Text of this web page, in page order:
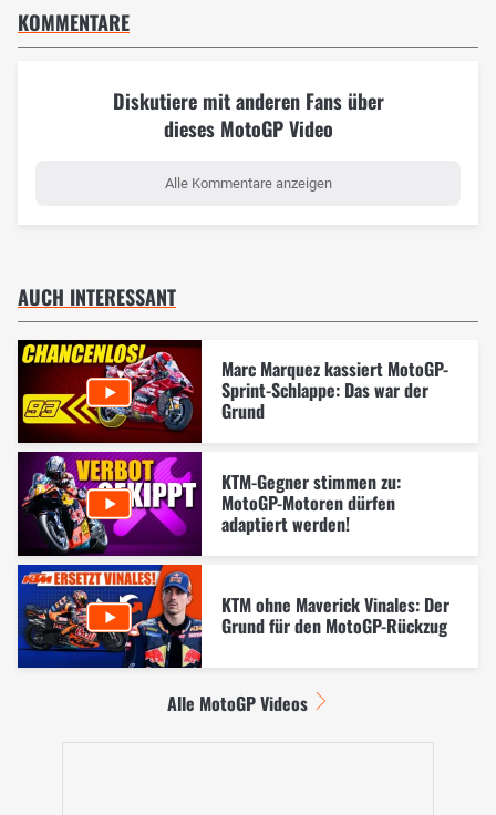
KOMMENTARE
Diskutiere mit anderen Fans über
dieses MotoGP Video
Alle Kommentare anzeigen
AUCH INTERESSANT
Marc Marquez kassiert MotoGP-
Sprint-Schlappe: Das war der
Grund
KTM-Gegner stimmen zu:
MotoGP-Motoren dürfen
adaptiert werden!
KTM ohne Maverick Vinales: Der
Grund für den MotoGP-Rückzug
Alle MotoGP Videos